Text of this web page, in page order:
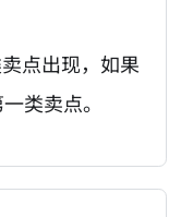
点出现，如果
类卖点。